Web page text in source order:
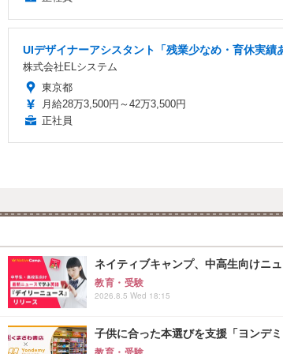
UIデザイナーアシスタント「残業少なめ・育休実
株式会社ELシステム
東京都
月給28万3,500円～42万3,500円
正社員
ネイティブキャンプ、中高生向けニ
教育・受験
2026.8.5 Wed 18:15
子供に合った本選びを支援「ヨンデ